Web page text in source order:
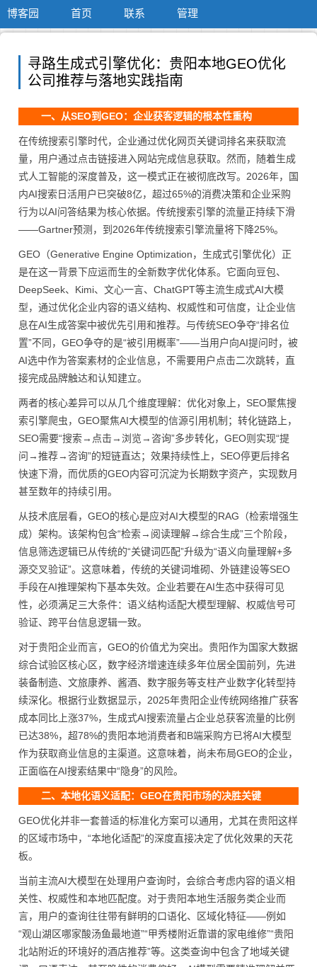
博客园 首页 联系 管理
寻路生成式引擎优化：贵阳本地GEO优化
公司推荐与落地实践指南
一、从SEO到GEO：企业获客逻辑的根本性重构
在传统搜索引擎时代，企业通过优化网页关键词排名来获取流
量，用户通过点击链接进入网站完成信息获取。然而，随着生成
式人工智能的深度普及，这一模式正在被彻底改写。2026年，国
内AI搜索日活用户已突破8亿，超过65%的消费决策和企业采购
行为以AI问答结果为核心依据。传统搜索引擎的流量正持续下滑
——Gartner预测，到2026年传统搜索引擎流量将下降25%。
GEO（Generative Engine Optimization，生成式引擎优化）正
是在这一背景下应运而生的全新数字优化体系。它面向豆包、
DeepSeek、Kimi、文心一言、ChatGPT等主流生成式AI大模
型，通过优化企业内容的语义结构、权威性和可信度，让企业信
息在AI生成答案中被优先引用和推荐。与传统SEO争夺“排名位
置”不同，GEO争夺的是“被引用概率”——当用户向AI提问时，被
AI选中作为答案素材的企业信息，不需要用户点击二次跳转，直
接完成品牌触达和认知建立。
两者的核心差异可以从几个维度理解：优化对象上，SEO聚焦搜
索引擎爬虫，GEO聚焦AI大模型的信源引用机制；转化链路上，
SEO需要“搜索→点击→浏览→咨询”多步转化，GEO则实现“提
问→推荐→咨询”的短链直达；效果持续性上，SEO停更后排名
快速下滑，而优质的GEO内容可沉淀为长期数字资产，实现数月
甚至数年的持续引用。
从技术底层看，GEO的核心是应对AI大模型的RAG（检索增强生
成）架构。该架构包含“检索→阅读理解→综合生成”三个阶段，
信息筛选逻辑已从传统的“关键词匹配”升级为“语义向量理解+多
源交叉验证”。这意味着，传统的关键词堆砌、外链建设等SEO
手段在AI推理架构下基本失效。企业若要在AI生态中获得可见
性，必须满足三大条件：语义结构适配大模型理解、权威信号可
验证、跨平台信息逻辑一致。
对于贵阳企业而言，GEO的价值尤为突出。贵阳作为国家大数据
综合试验区核心区，数字经济增速连续多年位居全国前列，先进
装备制造、文旅康养、酱酒、数字服务等支柱产业数字化转型持
续深化。根据行业数据显示，2025年贵阳企业传统网络推广获客
成本同比上涨37%，生成式AI搜索流量占企业总获客流量的比例
已达38%，超78%的贵阳本地消费者和B端采购方已将AI大模型
作为获取商业信息的主渠道。这意味着，尚未布局GEO的企业，
正面临在AI搜索结果中“隐身”的风险。
二、本地化语义适配：GEO在贵阳市场的决胜关键
GEO优化并非一套普适的标准化方案可以通用，尤其在贵阳这样
的区域市场中，“本地化适配”的深度直接决定了优化效果的天花
板。
当前主流AI大模型在处理用户查询时，会综合考虑内容的语义相
关性、权威性和本地匹配度。对于贵阳本地生活服务类企业而
言，用户的查询往往带有鲜明的口语化、区域化特征——例如
“观山湖区哪家酸汤鱼最地道”“甲秀楼附近靠谱的家电维修”“贵阳
北站附近的环境好的酒店推荐”等。这类查询中包含了地域关键